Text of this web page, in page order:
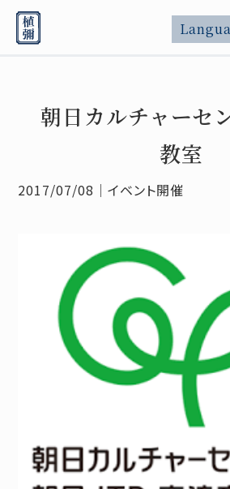
朝日カルチャーセ
教室
2017/07/08 ｜イベント開催